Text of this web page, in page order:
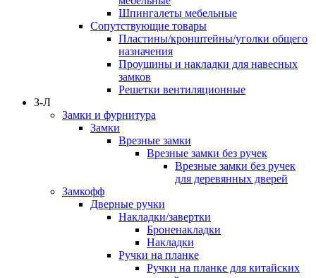
Шпингалеты мебельные
Сопутствующие товары
Пластины/кронштейны/уголки общего
назначения
Проушины и накладки для навесных
замков
Решетки вентиляционные
З-Л
Замки и фурнитура
Замки
Врезные замки
Врезные замки без ручек
Врезные замки без ручек
для деревянных дверей
Замкофф
Дверные ручки
Накладки/завертки
Броненакладки
Накладки
Ручки на планке
Ручки на планке для китайских